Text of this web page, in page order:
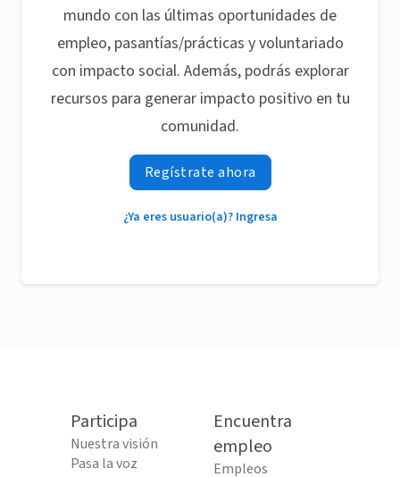
mundo con las últimas oportunidades de
empleo, pasantías/prácticas y voluntariado
con impacto social. Además, podrás explorar
recursos para generar impacto positivo en tu
comunidad.
Regístrate ahora
¿Ya eres usuario(a)? Ingresa
Participa
Nuestra visión
Pasa la voz
Encuentra
empleo
Empleos